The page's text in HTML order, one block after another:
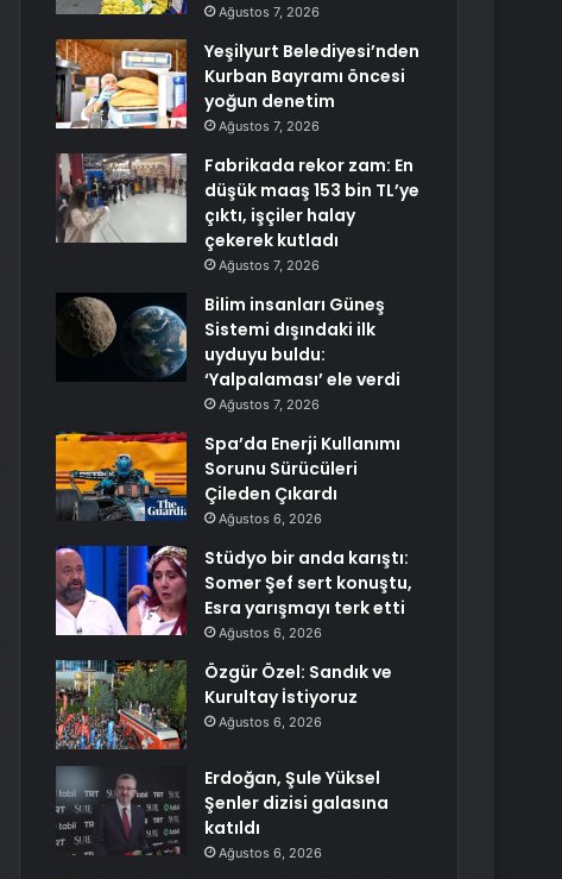
Ağustos 7, 2026
Yeşilyurt Belediyesi’nden
Kurban Bayramı öncesi
yoğun denetim
Ağustos 7, 2026
Fabrikada rekor zam: En
düşük maaş 153 bin TL’ye
çıktı, işçiler halay
çekerek kutladı
Ağustos 7, 2026
Bilim insanları Güneş
Sistemi dışındaki ilk
uyduyu buldu:
‘Yalpalaması’ ele verdi
Ağustos 7, 2026
Spa’da Enerji Kullanımı
Sorunu Sürücüleri
Çileden Çıkardı
Ağustos 6, 2026
Stüdyo bir anda karıştı:
Somer Şef sert konuştu,
Esra yarışmayı terk etti
Ağustos 6, 2026
Özgür Özel: Sandık ve
Kurultay İstiyoruz
Ağustos 6, 2026
Erdoğan, Şule Yüksel
Şenler dizisi galasına
katıldı
Ağustos 6, 2026